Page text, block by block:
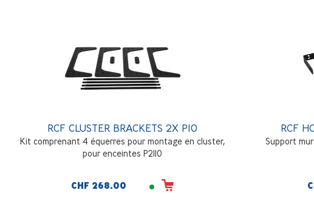
RCF CLUSTER BRACKETS 2X P10
Kit comprenant 4 équerres pour montage en cluster,
pour enceintes P2110
CHF 268.00
RCF
Support